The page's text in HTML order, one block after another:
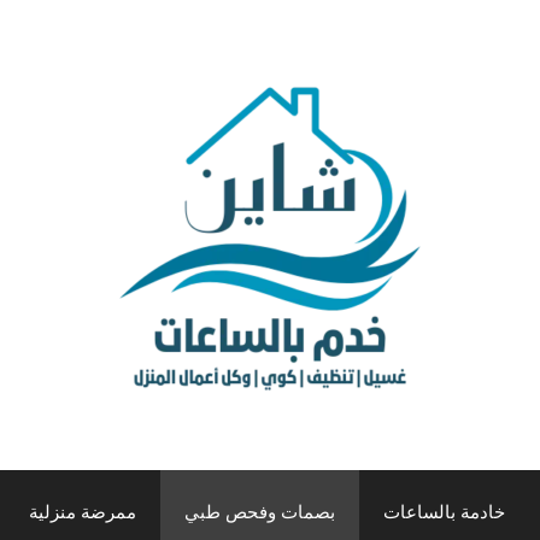
خادمة بالساعات بصمات وفحص طبي ممرضة منزلية